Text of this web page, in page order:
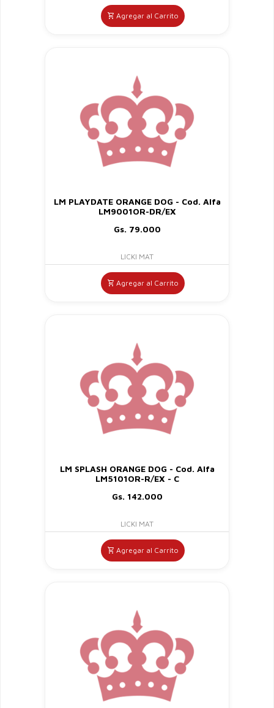
Agregar al Carrito
LM PLAYDATE ORANGE DOG - Cod. Alfa
LM9001OR-DR/EX
Gs. 79.000
LICKI MAT
Agregar al Carrito
LM SPLASH ORANGE DOG - Cod. Alfa
LM5101OR-R/EX - C
Gs. 142.000
LICKI MAT
Agregar al Carrito